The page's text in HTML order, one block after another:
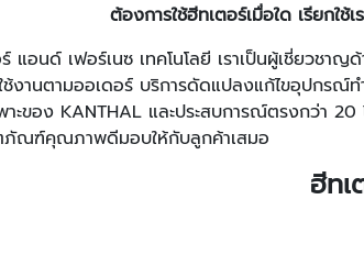
ต้องการใช้ฮีทเตอร์เมื่อใด เรียกใ
แอนด์ เฟอร์เนซ เทคโนโลยี เราเป็นผู้เชี่ยวช
งานตามออเดอร์ บริการดัดแปลงแก้ไขอุปกรณ์
าะของ KANTHAL และประสบการณ์ตรงกว่า
ภัณฑ์คุณภาพดีมอบให้กับลูกค้าเสมอ
ฮีท